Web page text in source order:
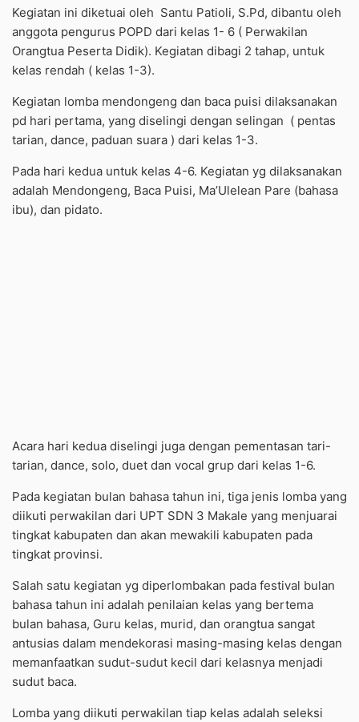
Kegiatan ini diketuai oleh Santu Patioli, S.Pd, dibantu oleh
anggota pengurus POPD dari kelas 1- 6 ( Perwakilan
Orangtua Peserta Didik). Kegiatan dibagi 2 tahap, untuk
kelas rendah ( kelas 1-3).
Kegiatan lomba mendongeng dan baca puisi dilaksanakan
pd hari pertama, yang diselingi dengan selingan ( pentas
tarian, dance, paduan suara ) dari kelas 1-3.
Pada hari kedua untuk kelas 4-6. Kegiatan yg dilaksanakan
adalah Mendongeng, Baca Puisi, Ma’Ulelean Pare (bahasa
ibu), dan pidato.
Acara hari kedua diselingi juga dengan pementasan tari-
tarian, dance, solo, duet dan vocal grup dari kelas 1-6.
Pada kegiatan bulan bahasa tahun ini, tiga jenis lomba yang
diikuti perwakilan dari UPT SDN 3 Makale yang menjuarai
tingkat kabupaten dan akan mewakili kabupaten pada
tingkat provinsi.
Salah satu kegiatan yg diperlombakan pada festival bulan
bahasa tahun ini adalah penilaian kelas yang bertema
bulan bahasa, Guru kelas, murid, dan orangtua sangat
antusias dalam mendekorasi masing-masing kelas dengan
memanfaatkan sudut-sudut kecil dari kelasnya menjadi
sudut baca.
Lomba yang diikuti perwakilan tiap kelas adalah seleksi